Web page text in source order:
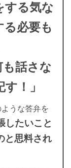
する気な
る必要も
も話さな
！」
うな答弁を
したいこと
と思料され